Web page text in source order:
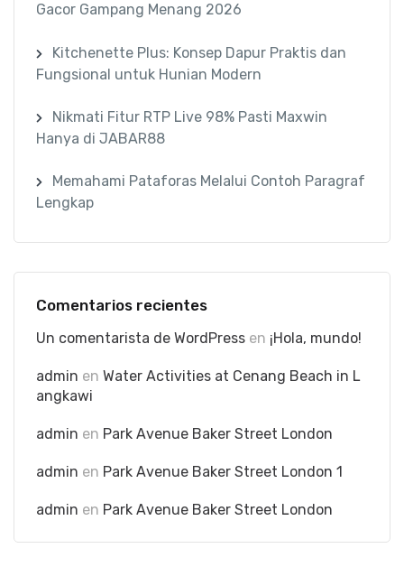
Gacor Gampang Menang 2026
Kitchenette Plus: Konsep Dapur Praktis dan
Fungsional untuk Hunian Modern
Nikmati Fitur RTP Live 98% Pasti Maxwin
Hanya di JABAR88
Memahami Pataforas Melalui Contoh Paragraf
Lengkap
Comentarios recientes
Un comentarista de WordPress en ¡Hola, mundo!
admin en Water Activities at Cenang Beach in L
angkawi
admin en Park Avenue Baker Street London
admin en Park Avenue Baker Street London 1
admin en Park Avenue Baker Street London